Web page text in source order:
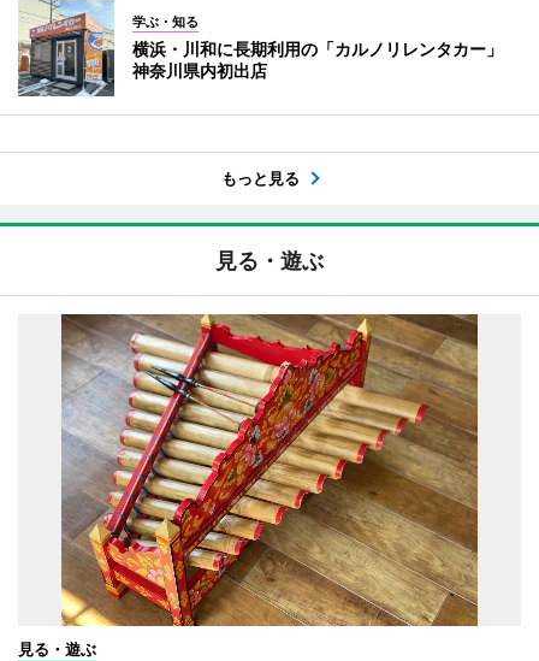
学ぶ・知る
横浜・川和に長期利用の「カルノリレンタカー」
神奈川県内初出店
もっと見る
見る・遊ぶ
見る・遊ぶ